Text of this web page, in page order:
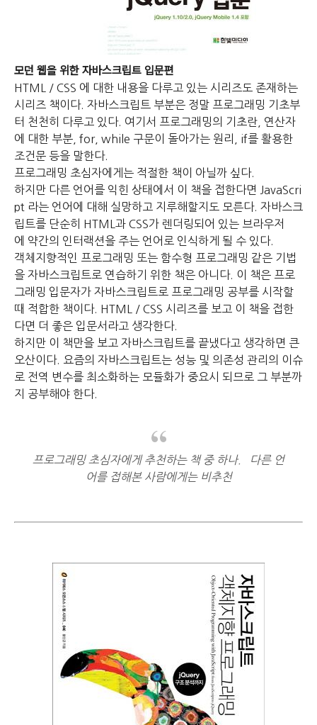
모던 웹을 위한 자바스크립트 입문편
HTML / CSS 에 대한 내용을 다루고 있는 시리즈도 존재하는
시리즈 책이다. 자바스크립트 부분은 정말 프로그래밍 기초부
터 천천히 다루고 있다. 여기서 프로그래밍의 기초란, 연산자
에 대한 부분, for, while 구문이 돌아가는 원리, if를 활용한
조건문 등을 말한다.
프로그래밍 초심자에게는 적절한 책이 아닐까 싶다.
하지만 다른 언어를 익힌 상태에서 이 책을 접한다면 JavaScri
pt 라는 언어에 대해 실망하고 지루해할지도 모른다. 자바스크
립트를 단순히 HTML과 CSS가 렌더링되어 있는 브라우저
에 약간의 인터랙션을 주는 언어로 인식하게 될 수 있다.
객체지향적인 프로그래밍 또는 함수형 프로그래밍 같은 기법
을 자바스크립트로 연습하기 위한 책은 아니다. 이 책은 프로
그래밍 입문자가 자바스크립트로 프로그래밍 공부를 시작할
때 적합한 책이다.
HTML / CSS 시리즈를 보고 이 책을 접한
다면 더 좋은 입문서라고 생각한다.
하지만 이 책만을 보고 자바스크립트를 끝냈다고 생각하면 큰
오산이다.
요즘의 자바스크립트는 성능 및 의존성 관리의 이슈
로 전역 변수를 최소화하는 모듈화가 중요시 되므로 그 부분까
지 공부해야 한다.
프로그래밍 초심자에게 추천하는 책 중 하나. 다른 언
어를 접해본 사람에게는 비추천